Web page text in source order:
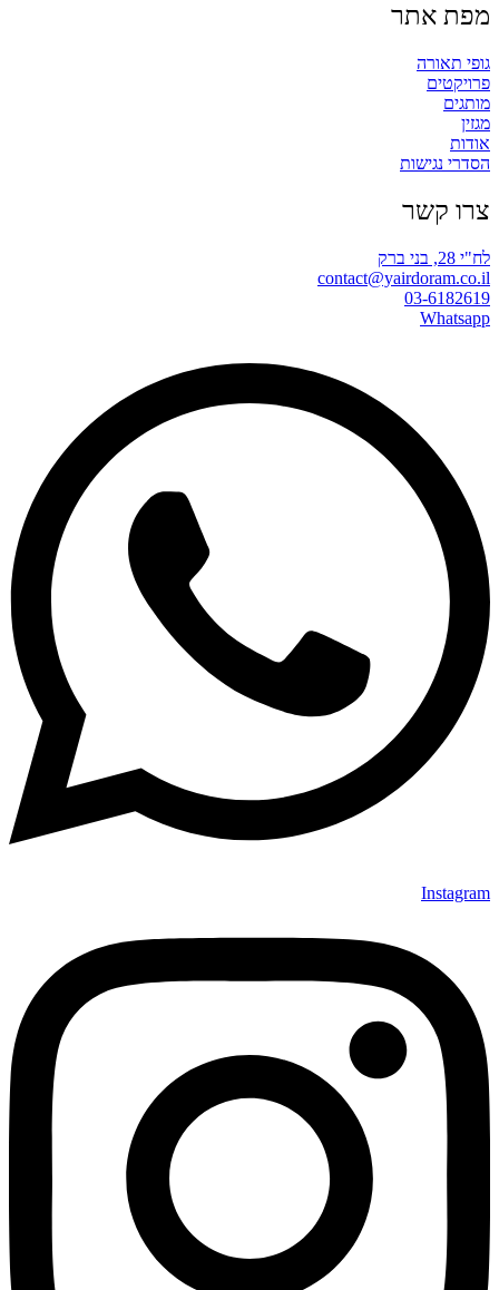
מפת אתר
גופי תאורה
פרויקטים
מותגים
מגזין
אודות
הסדרי נגישות
צרו קשר
לח"י 28, בני ברק
contact@yairdoram.co.il
03-6182619
Whatsapp
Instagram